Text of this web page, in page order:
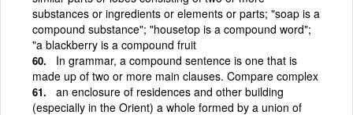
substances or ingredients or elements or parts; "soap is a
compound substance"; "housetop is a compound word";
"a blackberry is a compound fruit
In grammar, a compound sentence is one that is
made up of two or more main clauses. Compare complex
an enclosure of residences and other building
(especially in the Orient) a whole formed by a union of